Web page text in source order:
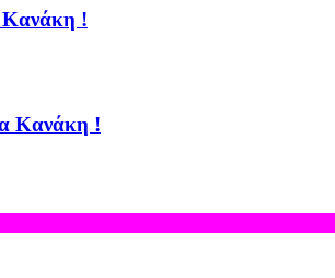
Κανάκη !
Κανάκη !